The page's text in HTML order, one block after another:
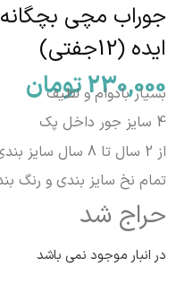
ایده (12جفتی)
230,000تومان
بسیار بادوام و لطیف
4 سایز جور داخل پک
از 2 سال تا 8 سال سایز بندی داره
تمام نخ سایز بندی و رنگ
حراج شد
در انبار موجود نمی باشد